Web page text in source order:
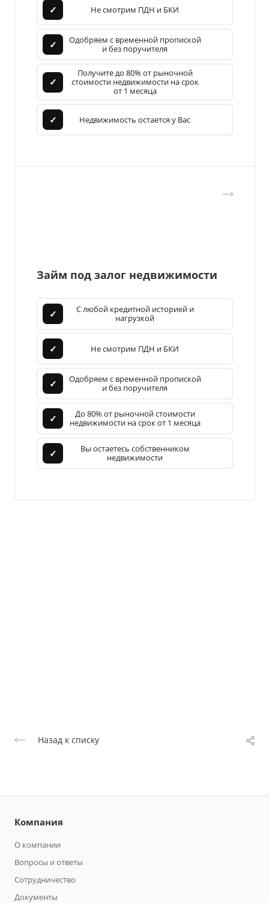
✓ Не смотрим ПДН и БКИ
✓
Одобряем с временной пропиской
и без поручителя
✓
Получите до 80% от рыночной
стоимости недвижимости на срок
от 1 месяца
✓ Недвижимость остается у Вас
Займ под залог недвижимости
✓
С любой кредитной историей и
нагрузкой
✓ Не смотрим ПДН и БКИ
✓
Одобряем с временной пропиской
и без поручителя
✓
До 80% от рыночной стоимости
недвижимости на срок от 1 месяца
✓
Вы остаетесь собственником
недвижимости
Назад к списку
Компания
О компании
Вопросы и ответы
Сотрудничество
Документы